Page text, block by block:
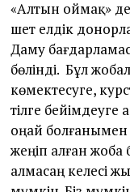
«Алтын оймақ»
шет елдік
Даму
бөлінді. Бұл
көмектесуге,
тілге
оңай
жеңіп алған
алмасаң келесі